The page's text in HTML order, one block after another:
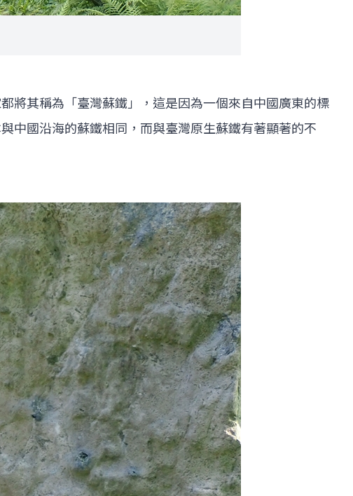
將其稱為「臺灣蘇鐵」，這是因為一個來自中國廣東的標
中國沿海的蘇鐵相同，而與臺灣原生蘇鐵有著顯著的不